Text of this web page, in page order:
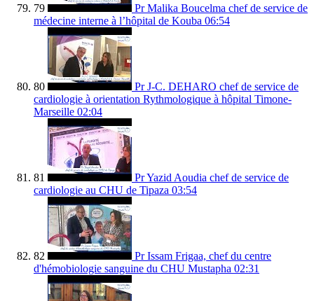
79
Pr Malika Boucelma chef de service de
médecine interne à l’hôpital de Kouba 06:54
80
Pr J-C. DEHARO chef de service de
cardiologie à orientation Rythmologique à hôpital Timone-
Marseille 02:04
81
Pr Yazid Aoudia chef de service de
cardiologie au CHU de Tipaza 03:54
82
Pr Issam Frigaa, chef du centre
d'hémobiologie sanguine du CHU Mustapha 02:31